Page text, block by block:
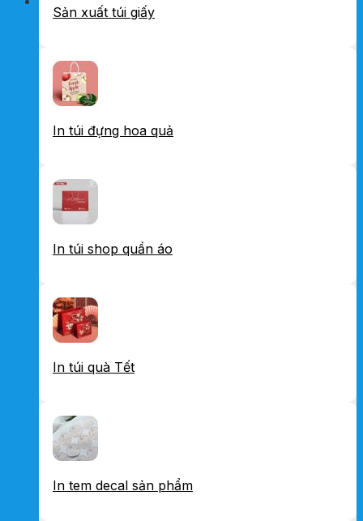
Sản xuất túi giấy
In túi đựng hoa quả
In túi shop quần áo
In túi quà Tết
In tem decal sản phẩm